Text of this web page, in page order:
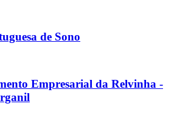
de Sono
Empresarial da Relvinha -